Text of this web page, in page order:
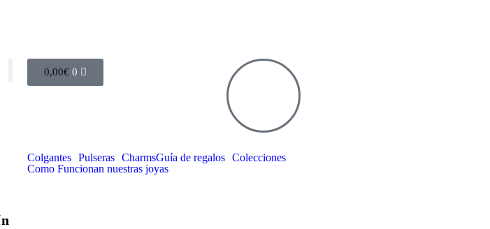
0,00€ 0
Colgantes Pulseras CharmsGuía de regalos Colecciones
Como Funcionan nuestras joyas